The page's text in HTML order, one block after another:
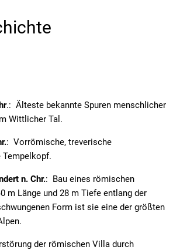
.: Älteste bekannte Spuren menschlicher
Wittlicher Tal.
: Vorrömische, treverische
Tempelkopf.
n. Chr.: Bau eines römischen
m Länge und 28 m Tiefe entlang der
Form ist sie eine der größten
der römischen Villa durch